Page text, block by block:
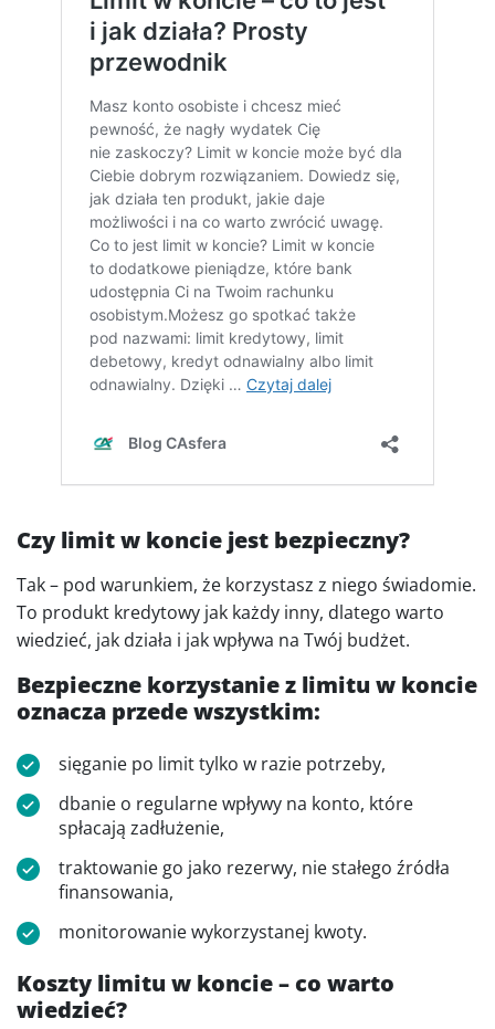
Czy limit w koncie jest bezpieczny?
Tak – pod warunkiem, że korzystasz z niego świadomie.
To produkt kredytowy jak każdy inny, dlatego warto
wiedzieć, jak działa i jak wpływa na Twój budżet.
Bezpieczne korzystanie z limitu w koncie
oznacza przede wszystkim:
sięganie po limit tylko w razie potrzeby,
dbanie o regularne wpływy na konto, które
spłacają zadłużenie,
traktowanie go jako rezerwy, nie stałego źródła
finansowania,
monitorowanie wykorzystanej kwoty.
Koszty limitu w koncie – co warto
wiedzieć?